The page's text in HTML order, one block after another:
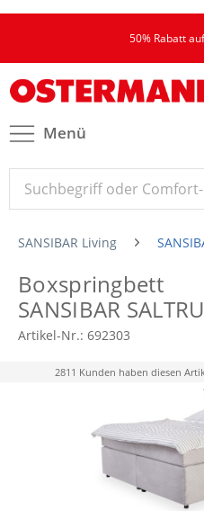
50% Rabatt
Menü
SANSIBAR Living
Boxspringbett
SANSIBAR
Artikel-Nr.: 692303
2811 Kunden haben diesen